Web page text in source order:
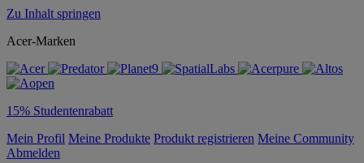
Zu Inhalt springen
Acer-Marken
15% Studentenrabatt
Mein Profil Meine Produkte Produkt registrieren Meine Community
Abmelden